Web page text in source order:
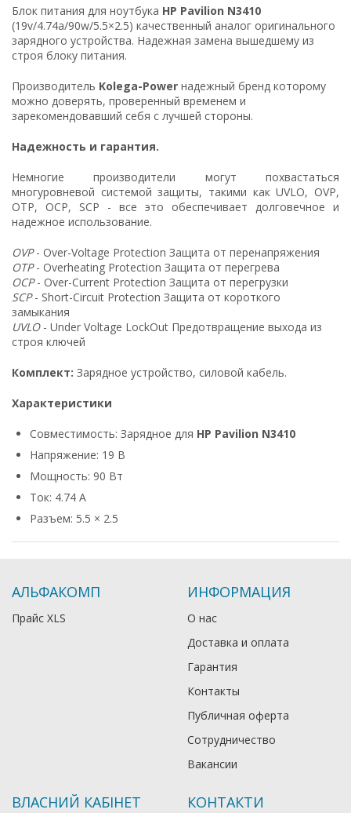
Блок питания для ноутбука HP Pavilion N3410
(19v/4.74a/90w/5.5×2.5) качественный аналог оригинального
зарядного устройства. Надежная замена вышедшему из
строя блоку питания.
Производитель Kolega-Power надежный бренд которому
можно доверять, проверенный временем и
зарекомендовавший себя с лучшей стороны.
Надежность и гарантия.
Немногие производители могут похвастаться
многуровневой системой защиты, такими как UVLO, OVP,
OTP, OCP, SCP - все это обеспечивает долговечное и
надежное использование.
OVP- Over-Voltage Protection Защита от перенапряжения
OTP- Overheating Protection Защита от перегрева
OCP- Over-Current Protection Защита от перегрузки
SCP- Short-Circuit Protection Защита от короткого
замыкания
UVLO- Under Voltage LockOut Предотвращение выхода из
строя ключей
Комплект: Зарядное устройство, силовой кабель.
Характеристики
Совместимость: Зарядное для HP Pavilion N3410
Напряжение: 19 В
Мощность: 90 Вт
Ток: 4.74 А
Разъем: 5.5 × 2.5
АЛЬФАКОМП
Прайс XLS
ИНФОРМАЦИЯ
О нас
Доставка и оплата
Гарантия
Контакты
Публичная оферта
Сотрудничество
Вакансии
ВЛАСНИЙ КАБІНЕТ КОНТАКТИ